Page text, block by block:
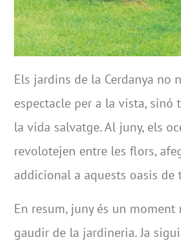
Els jardins de la Cerdanya no
espectacle per a la vista, sinó
la vida salvatge. Al juny, els
revolotejen entre les flors,
addicional a aquests oasis
En resum, juny és un
gaudir de la jardineria. Ja